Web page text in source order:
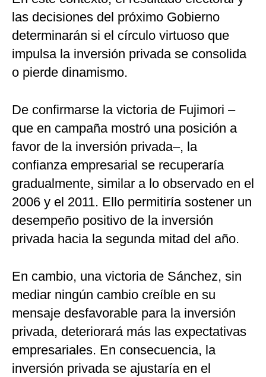
las decisiones del próximo Gobierno
determinarán si el círculo virtuoso que
impulsa la inversión privada se consolida
o pierde dinamismo.
De confirmarse la victoria de Fujimori –
que en campaña mostró una posición a
favor de la inversión privada–, la
confianza empresarial se recuperaría
gradualmente, similar a lo observado en el
2006 y el 2011. Ello permitiría sostener un
desempeño positivo de la inversión
privada hacia la segunda mitad del año.
En cambio, una victoria de Sánchez, sin
mediar ningún cambio creíble en su
mensaje desfavorable para la inversión
privada, deteriorará más las expectativas
empresariales. En consecuencia, la
inversión privada se ajustaría en el